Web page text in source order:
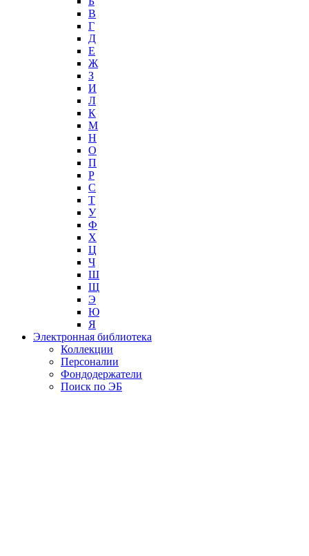
В
Г
Д
Е
Ж
З
И
Л
К
М
Н
О
П
Р
С
Т
У
Ф
Х
Ц
Ч
Ш
Щ
Э
Ю
Я
Электронная библиотека
Коллекции
Персоналии
Фондодержатели
Поиск по ЭБ